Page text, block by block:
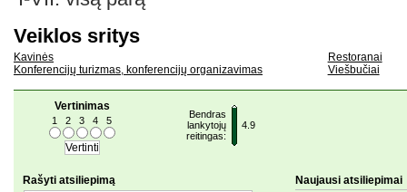
Veiklos sritys
Kavinės
Konferencijų turizmas, konferencijų organizavimas
Restoranai
Viešbučiai
Vertinimas
1 2 3 4 5
Bendras
lankytojų
reitingas:
4.9
Rašyti atsiliepimą
Naujausi atsiliepimai